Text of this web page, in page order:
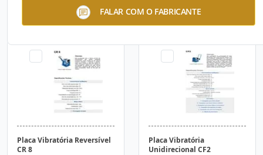
FALAR COM O FABRICANTE
Placa Vibratória Reversível
CR 7
Placa Vibratória Reversível
CR 8
Placa Vibratória
Unidirecional CF2